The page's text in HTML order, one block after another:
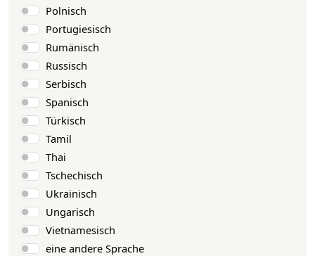
Polnisch
Portugiesisch
Rumänisch
Russisch
Serbisch
Spanisch
Türkisch
Tamil
Thai
Tschechisch
Ukrainisch
Ungarisch
Vietnamesisch
eine andere Sprache